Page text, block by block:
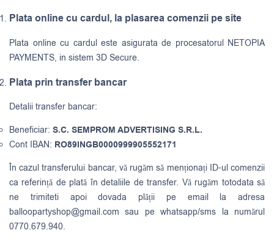
Plata online cu cardul, la plasarea comenzii pe site
Plata online cu cardul este asigurata de procesatorul NETOPIA
PAYMENTS, in sistem 3D Secure.
Plata prin transfer bancar
Detalii transfer bancar:
Beneficiar: S.C. SEMPROM ADVERTISING S.R.L.
Cont IBAN: RO89INGB0000999905552171
În cazul transferului bancar, vă rugăm să menționați ID-ul comenzii
ca referință de plată în detaliile de transfer. Vă rugăm totodata să
ne trimiteti apoi dovada plății pe email la adresa
balloopartyshop@gmail.com sau pe whatsapp/sms la numărul
0770.679.940.